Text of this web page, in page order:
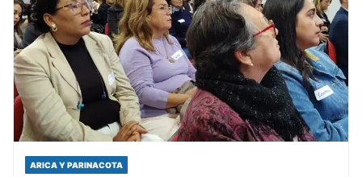
ARICA Y PARINACOTA